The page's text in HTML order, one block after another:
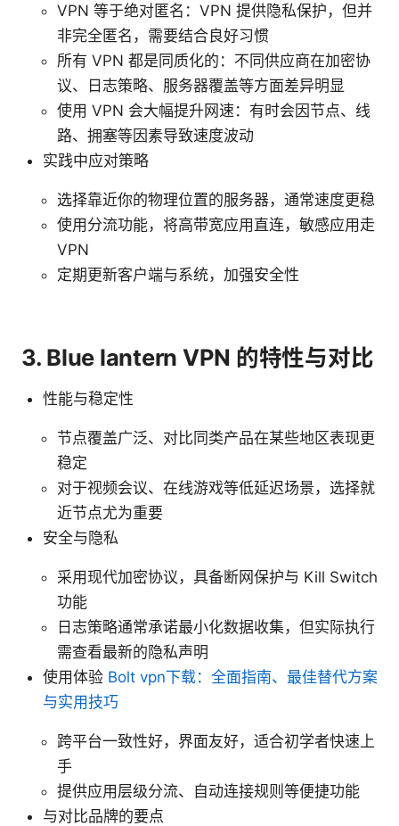
VPN 等于绝对匿名：VPN 提供隐私保护，但并
非完全匿名，需要结合良好习惯
所有 VPN 都是同质化的：不同供应商在加密协
议、日志策略、服务器覆盖等方面差异明显
使用 VPN 会大幅提升网速：有时会因节点、线
路、拥塞等因素导致速度波动
实践中应对策略
选择靠近你的物理位置的服务器，通常速度更稳
使用分流功能，将高带宽应用直连，敏感应用走
VPN
定期更新客户端与系统，加强安全性
3. Blue lantern VPN 的特性与对比
性能与稳定性
节点覆盖广泛、对比同类产品在某些地区表现更
稳定
对于视频会议、在线游戏等低延迟场景，选择就
近节点尤为重要
安全与隐私
采用现代加密协议，具备断网保护与 Kill Switch
功能
日志策略通常承诺最小化数据收集，但实际执行
需查看最新的隐私声明
使用体验 Bolt vpn下载：全面指南、最佳替代方案
与实用技巧
跨平台一致性好，界面友好，适合初学者快速上
手
提供应用层级分流、自动连接规则等便捷功能
与对比品牌的要点